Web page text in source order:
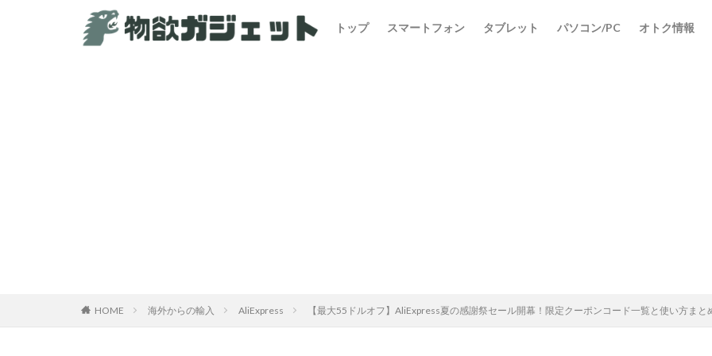
トップ スマートフォン タブレット パソコン/PC オトク情報
HOME 海外からの輸入 AliExpress 【最大55ドルオフ】AliExpress夏の感謝祭セール開幕！限定クーポンコード一覧と使い方まと